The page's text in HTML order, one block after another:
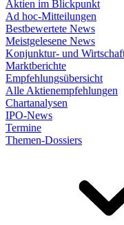
Aktien im Blickpunkt
Ad hoc-Mitteilungen
Bestbewertete News
Meistgelesene News
Konjunktur- und
Marktberichte
Empfehlungsübersicht
Alle Aktienempfehlungen
Chartanalysen
IPO-News
Termine
Themen-Dossiers